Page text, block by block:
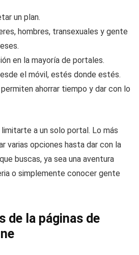
un plan.
hombres, transexuales y gente
en la mayoría de portales.
el móvil, estés donde estés.
ahorrar tiempo y dar con lo
a un solo portal. Lo más
varias opciones hasta dar con la
buscas, ya sea una aventura
o simplemente conocer gente
de la páginas de